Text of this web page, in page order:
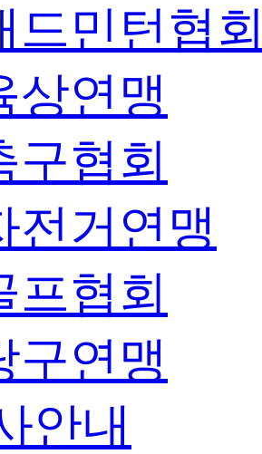
드민턴협
상연맹
구협회
전거연맹
프협회
구연맹
안내